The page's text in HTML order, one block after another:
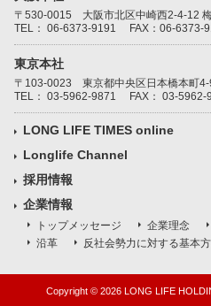
〒530-0015 大阪市北区中崎西2-4-12
TEL： 06-6373-9191 FAX：06-6373-
東京本社
〒103-0023 東京都中央区日本橋本町4-
TEL： 03-5962-9871 FAX： 03-5962-
LONG LIFE TIMES online
Longlife Channel
採用情報
企業情報
トップメッセージ 企業理念
沿革
反社会勢力に対する基本
Copyright © 2026 LONG LIFE